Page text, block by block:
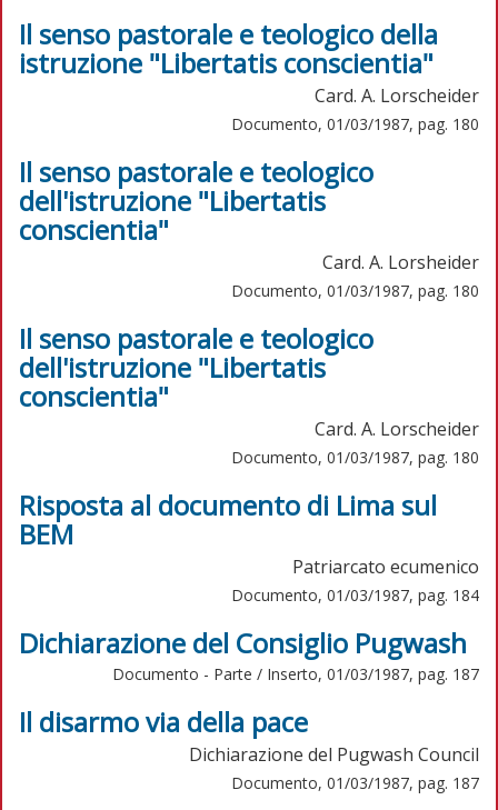
Il senso pastorale e teologico della
istruzione "Libertatis conscientia"
Card. A. Lorscheider
Documento, 01/03/1987, pag. 180
Il senso pastorale e teologico
dell'istruzione "Libertatis
conscientia"
Card. A. Lorsheider
Documento, 01/03/1987, pag. 180
Il senso pastorale e teologico
dell'istruzione "Libertatis
conscientia"
Card. A. Lorscheider
Documento, 01/03/1987, pag. 180
Risposta al documento di Lima sul
BEM
Patriarcato ecumenico
Documento, 01/03/1987, pag. 184
Dichiarazione del Consiglio Pugwash
Documento - Parte / Inserto, 01/03/1987, pag. 187
Il disarmo via della pace
Dichiarazione del Pugwash Council
Documento, 01/03/1987, pag. 187